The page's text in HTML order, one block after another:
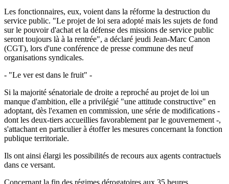
Les fonctionnaires, eux, voient dans la réforme la destruction du
service public. "Le projet de loi sera adopté mais les sujets de fond
sur le pouvoir d'achat et la défense des missions de service public
seront toujours là à la rentrée", a déclaré jeudi Jean-Marc Canon
(CGT), lors d'une conférence de presse commune des neuf
organisations syndicales.
- "Le ver est dans le fruit" -
Si la majorité sénatoriale de droite a reproché au projet de loi un
manque d'ambition, elle a privilégié "une attitude constructive" en
adoptant, dès l'examen en commission, une série de modifications -
dont les deux-tiers accueillies favorablement par le gouvernement -,
s'attachant en particulier à étoffer les mesures concernant la fonction
publique territoriale.
Ils ont ainsi élargi les possibilités de recours aux agents contractuels
dans ce versant.
Concernant la fin des régimes dérogatoires aux 35 heures